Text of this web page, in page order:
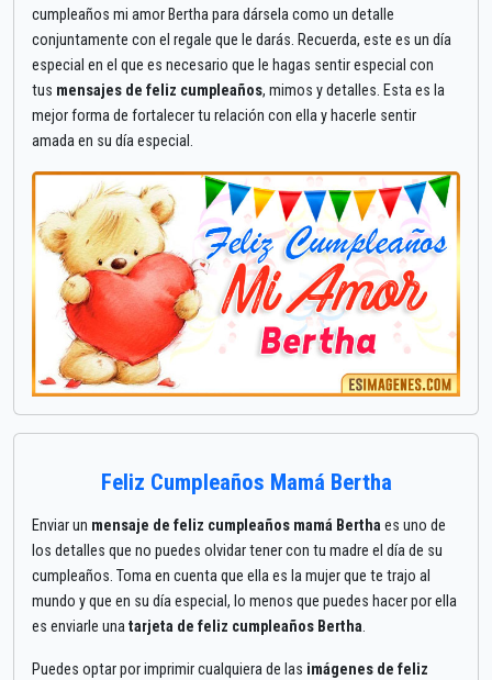
cumpleaños mi amor Bertha para dársela como un detalle
conjuntamente con el regale que le darás. Recuerda, este es un día
especial en el que es necesario que le hagas sentir especial con
tus mensajes de feliz cumpleaños, mimos y detalles. Esta es la
mejor forma de fortalecer tu relación con ella y hacerle sentir
amada en su día especial.
Feliz Cumpleaños Mamá Bertha
Enviar un mensaje de feliz cumpleaños mamá Bertha es uno de
los detalles que no puedes olvidar tener con tu madre el día de su
cumpleaños. Toma en cuenta que ella es la mujer que te trajo al
mundo y que en su día especial, lo menos que puedes hacer por ella
es enviarle unatarjeta de feliz cumpleaños Bertha.
Puedes optar por imprimir cualquiera de las imágenes de feliz